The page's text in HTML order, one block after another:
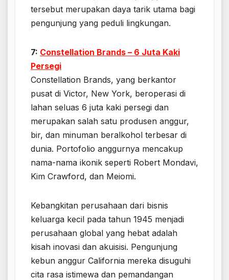
tersebut merupakan daya tarik utama bagi
pengunjung yang peduli lingkungan.
7: Constellation Brands – 6 Juta Kaki
Persegi
Constellation Brands, yang berkantor
pusat di Victor, New York, beroperasi di
lahan seluas 6 juta kaki persegi dan
merupakan salah satu produsen anggur,
bir, dan minuman beralkohol terbesar di
dunia. Portofolio anggurnya mencakup
nama-nama ikonik seperti Robert Mondavi,
Kim Crawford, dan Meiomi.
Kebangkitan perusahaan dari bisnis
keluarga kecil pada tahun 1945 menjadi
perusahaan global yang hebat adalah
kisah inovasi dan akuisisi. Pengunjung
kebun anggur California mereka disuguhi
cita rasa istimewa dan pemandangan